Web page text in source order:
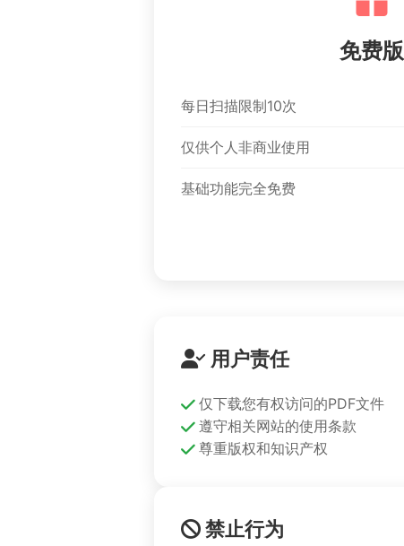
免费版
每日扫描限制10次
仅供个人非商业使用
基础功能完全免费
用户责任
仅下载您有权访问的PDF文件
遵守相关网站的使用条款
尊重版权和知识产权
禁止行为